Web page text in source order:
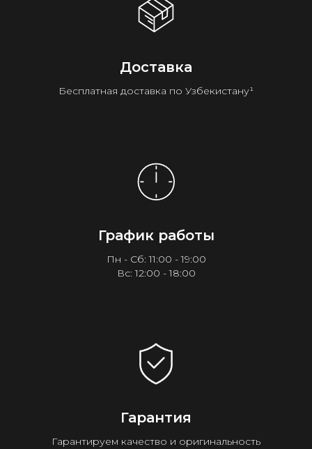
Доставка
Бесплатная доставка по Узбекистану¹
График работы
Пн - Сб: 11:00 - 19:00
Вс: 12:00 - 18:00
Гарантия
Гарантируем качество и оригинальность